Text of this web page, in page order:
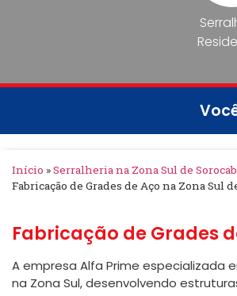
Início »Serralheria na Zona Sul de
Fabricação de Grades de Aço na Zona Sul
Fabricação de Grades
A empresa Alfa Prime especializada
na Zona Sul, desenvolvendo